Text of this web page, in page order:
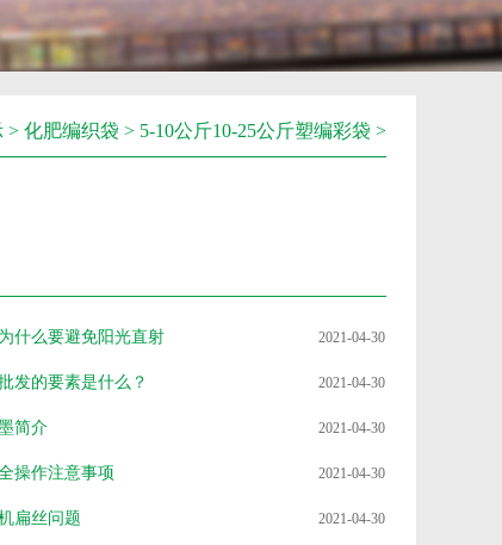
> 化肥编织袋 > 5-10公斤10-25公斤塑编彩袋 >
什么要避免阳光直射 2021-04-30
发的要素是什么？ 2021-04-30
简介 2021-04-30
操作注意事项 2021-04-30
扁丝问题 2021-04-30